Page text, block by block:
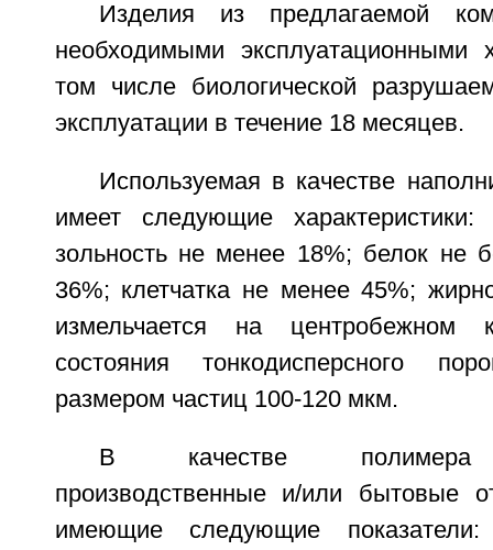
Изделия из предлагаемой
необходимыми эксплуатационными
том числе биологической
эксплуатации в течение 18 месяцев.
Используемая в качестве
имеет следующие характеристики:
зольность не менее 18%; белок не
36%; клетчатка не менее 45%;
измельчается на центробежном
состояния тонкодисперсного
размером частиц 100-120 мкм.
В качестве полимера
производственные и/или бытовые
имеющие следующие